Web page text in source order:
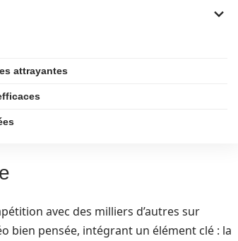
attrayantes
avec des milliers d’autres sur
bien pensée, intégrant un élément clé : la